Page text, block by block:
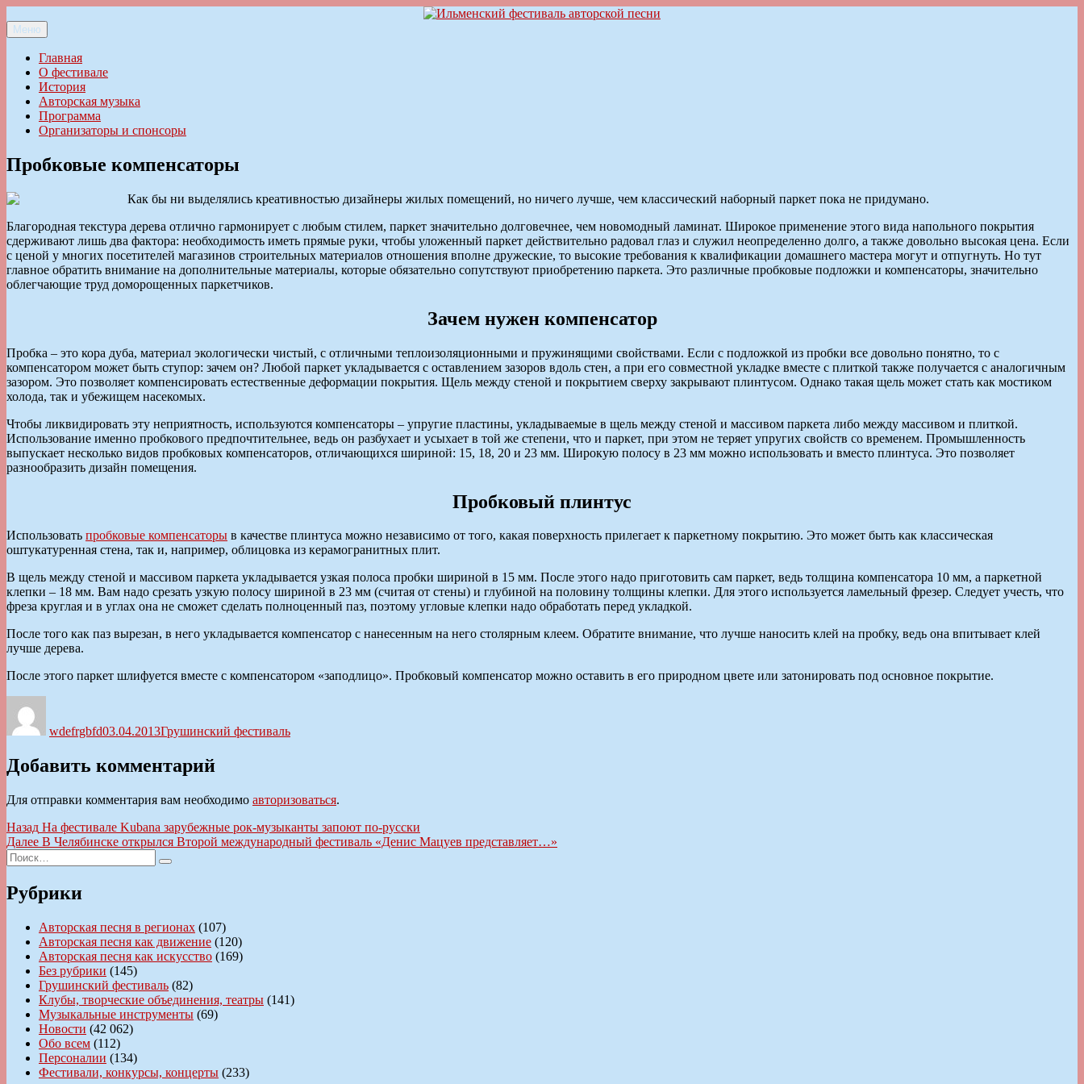
к
содержимому
Ильменский фестиваль авторской песни
Меню
Главная
О фестивале
История
Авторская музыка
Программа
Организаторы и спонсоры
Пробковые компенсаторы
Как бы ни выделялись креативностью дизайнеры жилых помещений, но ничего лучше, чем классический наборный паркет пока не придумано.
Благородная текстура дерева отлично гармонирует с любым стилем, паркет значительно долговечнее, чем новомодный ламинат. Широкое применение этого вида напольного покрытия
сдерживают лишь два фактора: необходимость иметь прямые руки, чтобы уложенный паркет действительно радовал глаз и служил неопределенно долго, а также довольно высокая цена. Если
с ценой у многих посетителей магазинов строительных материалов отношения вполне дружеские, то высокие требования к квалификации домашнего мастера могут и отпугнуть. Но тут
главное обратить внимание на дополнительные материалы, которые обязательно сопутствуют приобретению паркета. Это различные пробковые подложки и компенсаторы, значительно
облегчающие труд доморощенных паркетчиков.
Зачем нужен компенсатор
Пробка – это кора дуба, материал экологически чистый, с отличными теплоизоляционными и пружинящими свойствами. Если с подложкой из пробки все довольно понятно, то с
компенсатором может быть ступор: зачем он? Любой паркет укладывается с оставлением зазоров вдоль стен, а при его совместной укладке вместе с плиткой также получается с аналогичным
зазором. Это позволяет компенсировать естественные деформации покрытия. Щель между стеной и покрытием сверху закрывают плинтусом. Однако такая щель может стать как мостиком
холода, так и убежищем насекомых.
Чтобы ликвидировать эту неприятность, используются компенсаторы – упругие пластины, укладываемые в щель между стеной и массивом паркета либо между массивом и плиткой.
Использование именно пробкового предпочтительнее, ведь он разбухает и усыхает в той же степени, что и паркет, при этом не теряет упругих свойств со временем. Промышленность
выпускает несколько видов пробковых компенсаторов, отличающихся шириной: 15, 18, 20 и 23 мм. Широкую полосу в 23 мм можно использовать и вместо плинтуса. Это позволяет
разнообразить дизайн помещения.
Пробковый плинтус
Использовать пробковые компенсаторы в качестве плинтуса можно независимо от того, какая поверхность прилегает к паркетному покрытию. Это может быть как классическая
оштукатуренная стена, так и, например, облицовка из керамогранитных плит.
В щель между стеной и массивом паркета укладывается узкая полоса пробки шириной в 15 мм. После этого надо приготовить сам паркет, ведь толщина компенсатора 10 мм, а паркетной
клепки – 18 мм. Вам надо срезать узкую полосу шириной в 23 мм (считая от стены) и глубиной на половину толщины клепки. Для этого используется ламельный фрезер. Следует учесть, что
фреза круглая и в углах она не сможет сделать полноценный паз, поэтому угловые клепки надо обработать перед укладкой.
После того как паз вырезан, в него укладывается компенсатор с нанесенным на него столярным клеем. Обратите внимание, что лучше наносить клей на пробку, ведь она впитывает клей
лучше дерева.
После этого паркет шлифуется вместе с компенсатором «заподлицо». Пробковый компенсатор можно оставить в его природном цвете или затонировать под основное покрытие.
wdefrgbfd03.04.2013Грушинский фестиваль
Добавить комментарий
Для отправки комментария вам необходимо авторизоваться.
Навигация
по
Назад Предыдущая
запись:
На фестивале Kubana зарубежные рок-музыканты запоют по-русски
Далее Следующая
В Челябинске открылся Второй международный фестиваль «Денис Мацуев представляет…»
Искать:
Поиск
Рубрики
Авторская песня в регионах (107)
Авторская песня как движение (120)
Авторская песня как искусство (169)
Без рубрики (145)
Грушинский фестиваль (82)
Клубы, творческие объединения, театры (141)
Музыкальные инструменты (69)
Новости (42 062)
Обо всем (112)
Персоналии (134)
Фестивали, конкурсы, концерты (233)